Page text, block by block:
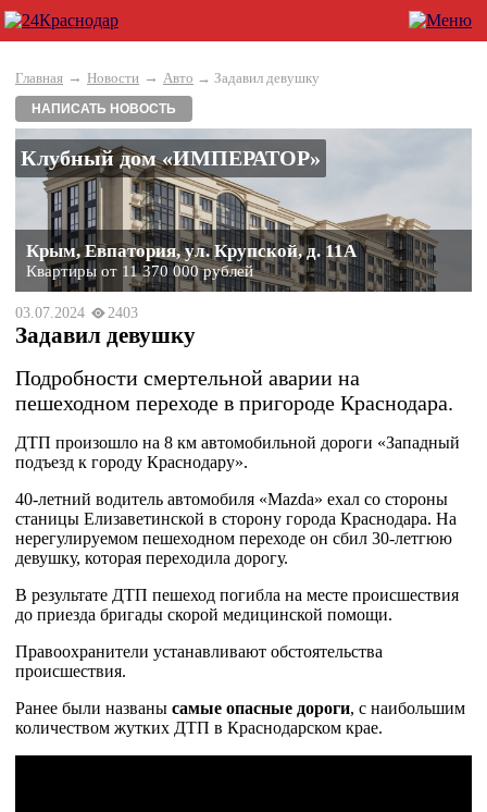
Главная → Новости → Авто → Задавил девушку
НАПИСАТЬ НОВОСТЬ
Клубный дом «ИМПЕРАТОР»
Крым, Евпатория, ул. Крупской, д. 11А
Квартиры от 11 370 000 рублей
03.07.2024 2403
Задавил девушку
Подробности смертельной аварии на
пешеходном переходе в пригороде Краснодара.
ДТП произошло на 8 км автомобильной дороги «Западный
подъезд к городу Краснодару».
40-летний водитель автомобиля «Mazda» ехал со стороны
станицы Елизаветинской в сторону города Краснодара. На
нерегулируемом пешеходном переходе он сбил 30-летгюю
девушку, которая переходила дорогу.
В результате ДТП пешеход погибла на месте происшествия
до приезда бригады скорой медицинской помощи.
Правоохранители устанавливают обстоятельства
происшествия.
Ранее были названы самые опасные дороги, с наибольшим
количеством жутких ДТП в Краснодарском крае.